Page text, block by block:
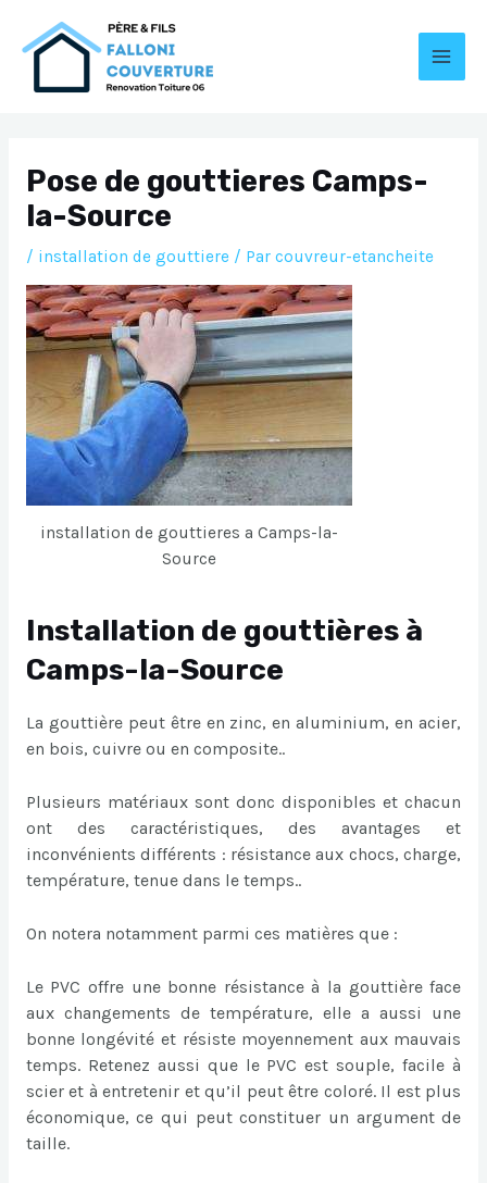
Pose de gouttieres Camps-
la-Source
/ installation de gouttiere/ Par couvreur-etancheite
installation de gouttieres a Camps-la-
Source
Installation de gouttières à
Camps-la-Source
La gouttière peut être en zinc, en aluminium, en acier,
en bois, cuivre ou en composite..
Plusieurs matériaux sont donc disponibles et chacun
ont des caractéristiques, des avantages et
inconvénients différents : résistance aux chocs, charge,
température, tenue dans le temps..
On notera notamment parmi ces matières que :
Le PVC offre une bonne résistance à la gouttière face
aux changements de température, elle a aussi une
bonne longévité et résiste moyennement aux mauvais
temps. Retenez aussi que le PVC est souple, facile à
scier et à entretenir et qu’il peut être coloré. Il est plus
économique, ce qui peut constituer un argument de
taille.